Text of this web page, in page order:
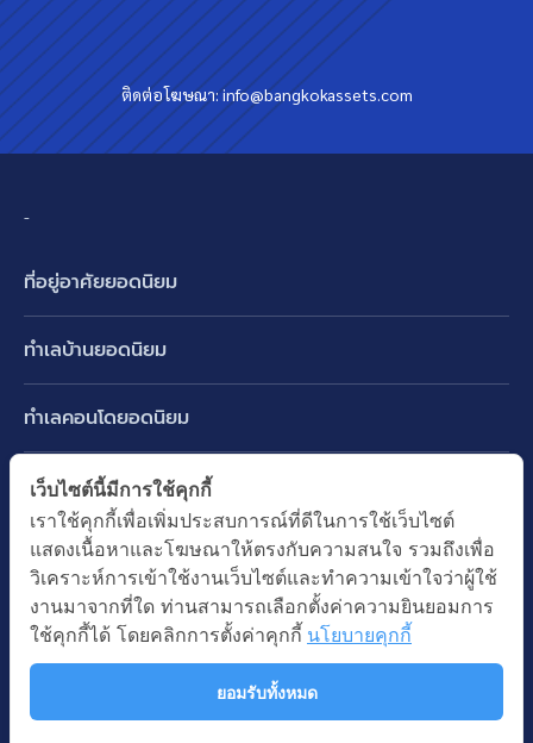
ติดต่อโฆษณา:info@bangkokassets.com
-
ที่อยู่อาศัยยอดนิยม
ทาวน์เฮ้าส์ ทาวน์โฮม
คอนโดมิเนียม
อาคารพาณิชย์ ตึกแถว
ที่ดินเปล่า
อพาร์ทเม้นท์ หอพัก
ออฟฟิต สำนักงาน
โรงงาน โกดัง
โรงแรม รีสอร์ท
ทำเลบ้านยอดนิยม
บางนา รามคำแหง 2
ปทุมธานี รังสิต ลำลูกกา
นนทบุรี บางใหญ่ บางบัวทอง
ทำเลคอนโดยอดนิยม
พระราม 9
อ่อนนุช ปุณณวิถี
รัชดาภิเษก ห้วยขวาง
ห้าแยกลาดพร้าว
ทำเล BTS ยอดนิยม
BTS ทองหล่อ
BTS เอกมัย
BTS พร้อมพงษ์
BTS อ่อนนุช
ทำเล MRT ยอดนิยม
MRT เพชรบุรี
MRT พระราม 9
MRT พหลโยธิน
คำค้นยอดนิยม
บ้านมือสอง
นโยบายการใช้คุกกี้
เว็บไซต์นี้มีการใช้คุกกี้
เราใช้คุกกี้เพื่อเพิ่มประสบการณ์ที่ดีในการใช้เว็บไซต์
แสดงเนื้อหาและโฆษณาให้ตรงกับความสนใจ รวมถึงเพื่อ
วิเคราะห์การเข้าใช้งานเว็บไซต์และทำความเข้าใจว่าผู้ใช้
งานมาจากที่ใด ท่านสามารถเลือกตั้งค่าความยินยอมการ
ใช้คุกกี้ได้ โดยคลิกการตั้งค่าคุกกี้ นโยบายคุกกี้
ยอมรับทั้งหมด